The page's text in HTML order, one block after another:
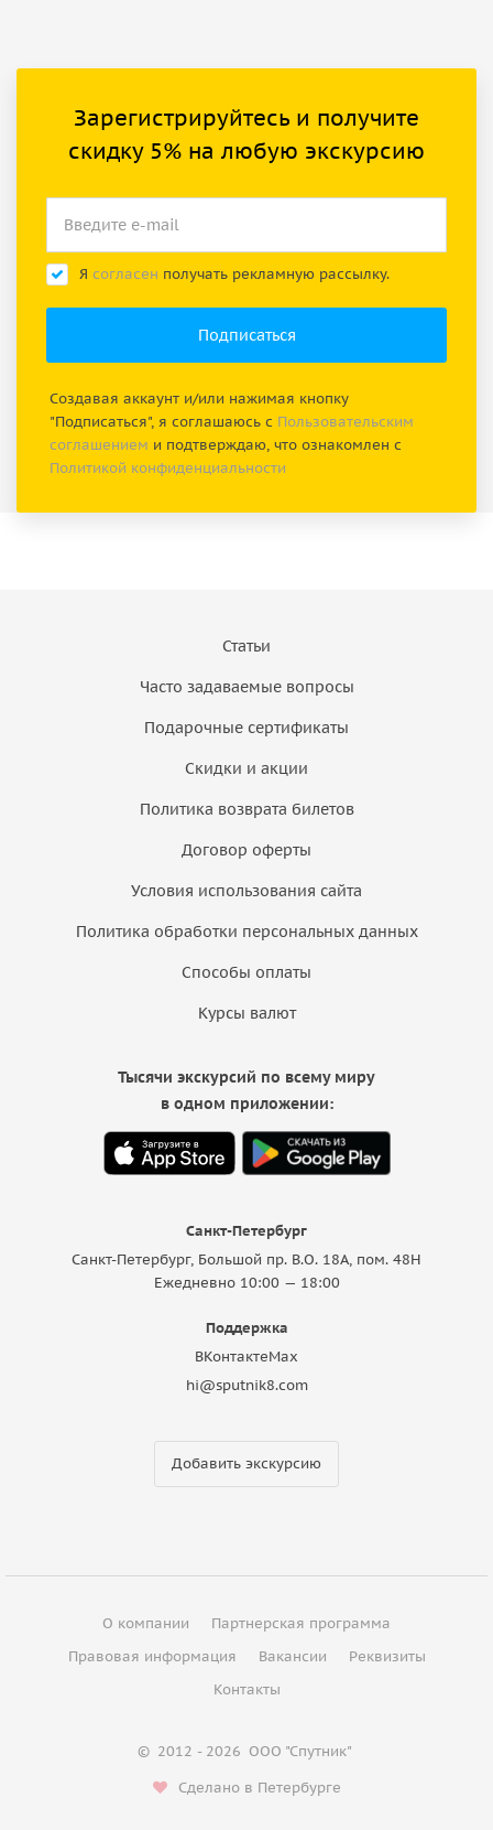
Зарегистрируйтесь и получите
скидку 5% на любую экскурсию
Я согласен получать рекламную рассылку.
Создавая аккаунт и/или нажимая кнопку
"Подписаться", я соглашаюсь с Пользовательским
соглашением и подтверждаю, что ознакомлен с
Политикой конфиденциальности
Статьи
Часто задаваемые вопросы
Подарочные сертификаты
Скидки и акции
Политика возврата билетов
Договор оферты
Условия использования сайта
Политика обработки персональных данных
Способы оплаты
Курсы валют
Санкт-Петербург
Санкт-Петербург, Большой пр. В.О. 18A, пом. 48Н
Ежедневно 10:00 — 18:00
Поддержка
ВКонтактеMax
hi@sputnik8.com
Добавить экскурсию
Тысячи экскурсий по всему миру
в одном приложении:
О компании
Партнерская программа
Правовая информация
Вакансии
Реквизиты
Контакты
© 2012 - 2026 ООО "Спутник"
Сделано в Петербурге